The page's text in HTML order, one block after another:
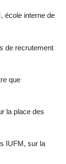
école interne de
de recrutement
que
la place des
IUFM, sur la